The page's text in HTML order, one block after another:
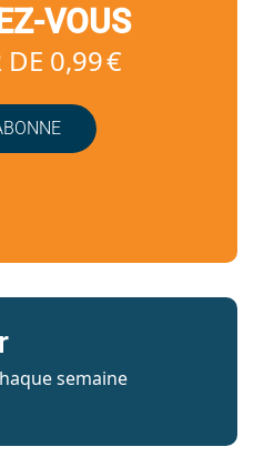
VOUS
DE 0,99 €
semaine